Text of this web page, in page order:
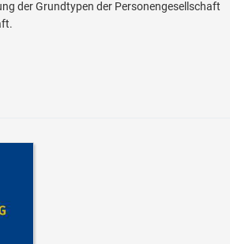
der Grundtypen der Personengesellschaft